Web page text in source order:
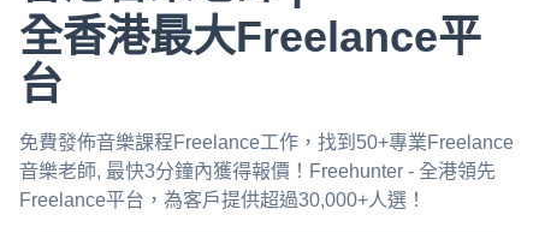
全香港最大Freelance平
台
免費發佈音樂課程Freelance工作，找到50+專業Freelance
音樂老師, 最快3分鐘內獲得報價！Freehunter - 全港領先
Freelance平台，為客戶提供超過30,000+人選！